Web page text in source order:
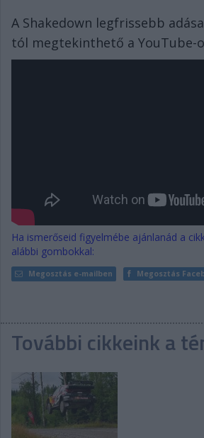
A Shakedown legfrissebb
tól megtekinthető a YouTube-
Ha ismerőseid figyelmébe ajánlanád a
alábbi gombokkal:
Megosztás e-mailben Megosztás
További cikkeink a